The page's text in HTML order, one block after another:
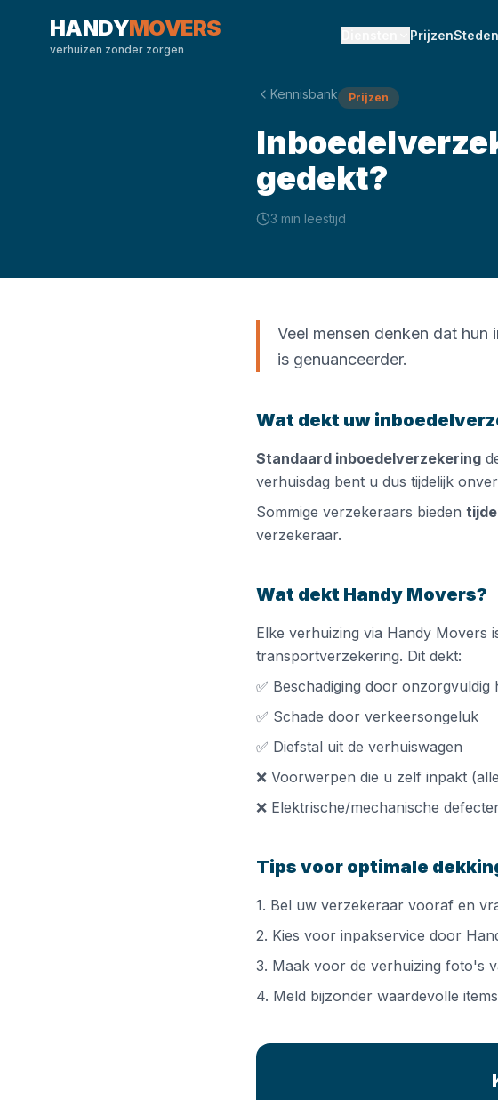
HANDYMOVERS
verhuizen zonder zorgen
PrijzenSteden
Kennisbank Prijzen
gedekt?
3 min leestijd
Veel mensen denken dat
is genuanceerder.
Wat dekt uw
Standaard inboedelverzekering
verhuisdag bent u dus tijdelijk
Sommige verzekeraars bieden
verzekeraar.
Wat dekt Handy Movers?
Elke verhuizing via Handy Movers
transportverzekering. Dit dekt:
✅ Beschadiging door onzorgvuldig
✅ Schade door verkeersongeluk
✅ Diefstal uit de verhuiswagen
❌ Voorwerpen die u zelf inpakt
❌ Elektrische/mechanische
Tips voor optimale
1. Bel uw verzekeraar vooraf en
2. Kies voor inpakservice door
3. Maak voor de verhuizing foto's
4. Meld bijzonder waardevolle